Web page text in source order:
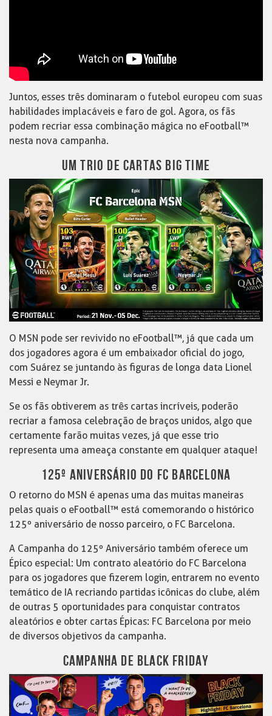
Juntos, esses três dominaram o futebol europeu com suas
habilidades implacáveis e faro de gol. Agora, os fãs
podem recriar essa combinação mágica no eFootball™
nesta nova campanha.
UM TRIO DE CARTAS BIG TIME
O MSN pode ser revivido no eFootball™, já que cada um
dos jogadores agora é um embaixador oficial do jogo,
com Suárez se juntando às figuras de longa data Lionel
Messi e Neymar Jr.
Se os fãs obtiverem as três cartas incríveis, poderão
recriar a famosa celebração de braços unidos, algo que
certamente farão muitas vezes, já que esse trio
representa uma ameaça constante em qualquer ataque!
125º ANIVERSÁRIO DO FC BARCELONA
O retorno do MSN é apenas uma das muitas maneiras
pelas quais o eFootball™ está comemorando o histórico
125º aniversário de nosso parceiro, o FC Barcelona.
A Campanha do 125º Aniversário também oferece um
Épico especial: Um contrato aleatório do FC Barcelona
para os jogadores que fizerem login, entrarem no evento
temático de IA recriando partidas icônicas do clube, além
de outras 5 oportunidades para conquistar contratos
aleatórios e obter cartas Épicas: FC Barcelona por meio
de diversos objetivos da campanha.
CAMPANHA DE BLACK FRIDAY